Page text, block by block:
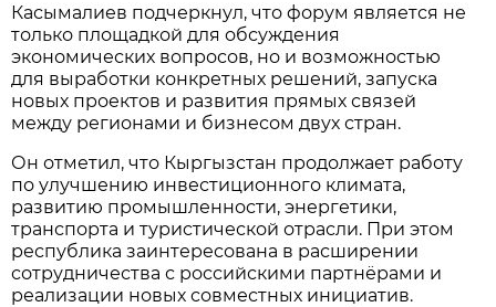
Касымалиев подчеркнул, что форум является не
только площадкой для обсуждения
экономических вопросов, но и возможностью
для выработки конкретных решений, запуска
новых проектов и развития прямых связей
между регионами и бизнесом двух стран.
Он отметил, что Кыргызстан продолжает работу
по улучшению инвестиционного климата,
развитию промышленности, энергетики,
транспорта и туристической отрасли. При этом
республика заинтересована в расширении
сотрудничества с российскими партнёрами и
реализации новых совместных инициатив.